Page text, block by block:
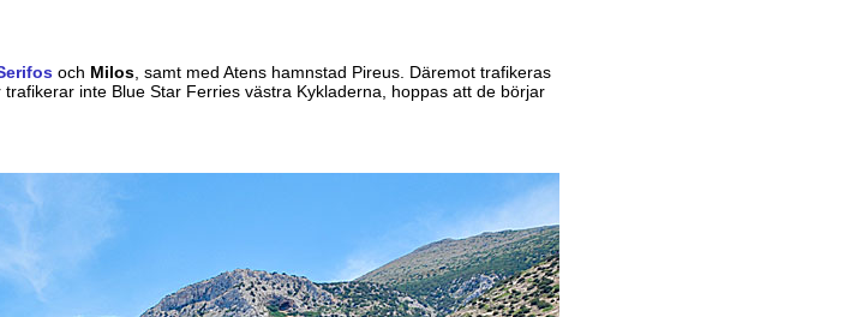
och Milos, samt med Atens hamnstad Pireus. Däremot trafikeras
inte Blue Star Ferries västra Kykladerna, hoppas att de börjar